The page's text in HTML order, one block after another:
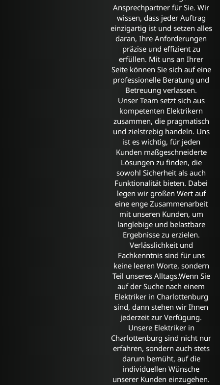
Ansprechpartner für Sie. Wir
wissen, dass jeder Auftrag
einzigartig ist und setzen alles
daran, Ihre Anforderungen
präzise und effizient zu
erfüllen. Mit uns an Ihrer
Seite können Sie sich auf eine
professionelle Beratung und
Betreuung verlassen.
Unser Team setzt sich aus
kompetenten Elektrikern
zusammen, die pragmatisch
und zielstrebig handeln. Uns
ist es wichtig, für jeden
Kunden maßgeschneiderte
Lösungen zu finden, die
sowohl Sicherheit als auch
Funktionalität bieten. Dabei
legen wir großen Wert auf
eine enge Zusammenarbeit
mit unseren Kunden, um
langlebige und belastbare
Ergebnisse zu erzielen.
Verlässlichkeit und
Fachkenntnis sind für uns
keine leeren Worte, sondern
Teil unseres Alltags.Wenn Sie
auf der Suche nach einem
Elektriker in Charlottenburg
sind, dann stehen wir Ihnen
jederzeit zur Verfügung.
Unsere Elektriker in
Charlottenburg sind nicht nur
erfahren, sondern auch stets
darum bemüht, auf die
individuellen Wünsche
unserer Kunden einzugehen.